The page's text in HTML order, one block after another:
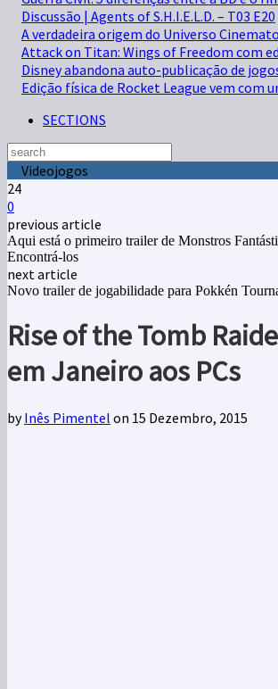
Discussão | Agents of S.H.I.E.L.D. – T03 E20
A verdadeira origem do Universo
Attack on Titan: Wings of Freedom com
Disney abandona auto-publicação de
Edição física de Rocket League vem com
SECTIONS
Videojogos
24
0
previous article
Aqui está o primeiro trailer de Monstros
Encontrá-los
next article
Novo trailer de jogabilidade para Pokkén
Rise of the Tomb
em Janeiro aos PCs
byInês Pimentel on 15 Dezembro, 2015